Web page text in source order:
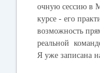
очную сессию в
курсе - его
возможность
реальной
Я уже записана